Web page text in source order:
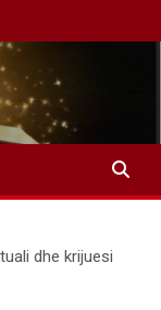
dhe krijuesi